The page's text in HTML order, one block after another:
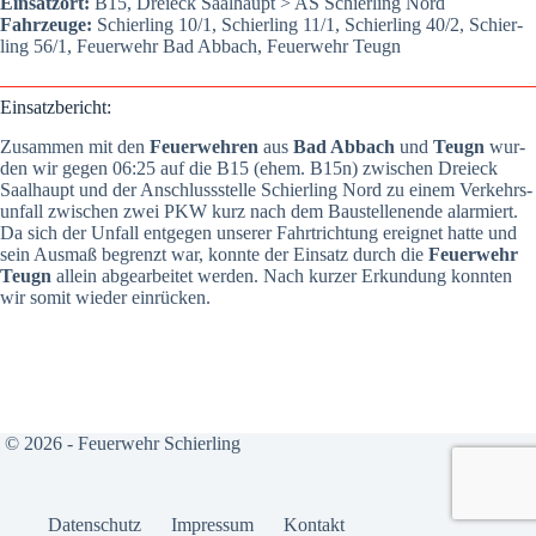
Fahr­zeu­ge: Schier­ling 10/1, Schier­ling 11/1, Schier­ling 40/2, Schier­
ling 56/1, Feu­er­wehr Bad Abbach, Feu­er­wehr Teugn
Ein­satz­be­richt:
Zusam­men mit den Feu­er­weh­ren aus Bad Abbach und Teugn wur­
den wir gegen 06:25 auf die B15 (ehem. B15n) zwi­schen Drei­eck
Saal­haupt und der Anschluss­stel­le Schier­ling Nord zu einem Ver­kehrs­
un­fall zwi­schen zwei PKW kurz nach dem Bau­stel­le­nen­de alar­miert.
Da sich der Unfall ent­ge­gen unse­rer Fahrt­rich­tung ereig­net hat­te und
sein Aus­maß begrenzt war, konn­te der Ein­satz durch die Feu­er­wehr
Teugn allein abge­ar­bei­tet wer­den. Nach kur­zer Erkun­dung konn­ten
wir somit wie­der ein­rü­cken.
© 2026 - Feuerwehr Schierling
Daten­schutz Impres­sum Kon­takt